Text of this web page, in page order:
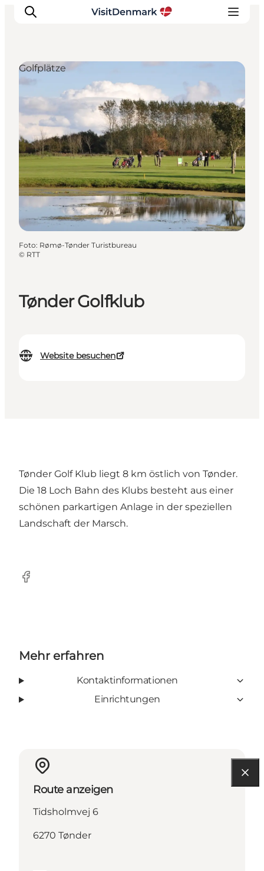
Inspiration
Regionen
Erlebnisse
Unterkünfte
Reiseplanung
Tønder Golfklub
Website besuchen
Golfplätze
Foto: Rømø-Tønder Turistbureau
© RTT
Tønder Golf Klub liegt 8 km östlich von Tønder.
Die 18 Loch Bahn des Klubs besteht aus einer
schönen parkartigen Anlage in der speziellen
Landschaft der Marsch.
Facebook
Mehr erfahren
Kontaktinformationen
Einrichtungen
Route anzeigen
Tidsholmvej 6
6270 Tønder